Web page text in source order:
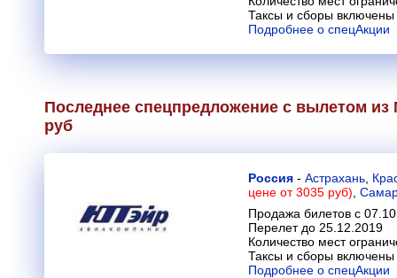
Таксы и сборы включены
Подробнее о спецАкции
Последнее спецпредложение с вылетом
руб
Россия - Астрахань
цене от 3035 руб)
Продажа билетов с
Перелет до 25.12.2019
Количество мест
Таксы и сборы включены
Подробнее о спецАкции